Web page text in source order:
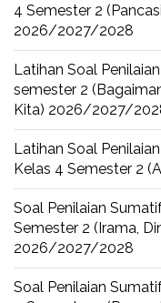
4 Semester 2
2026/2027/2028
Latihan Soal
semester 2
Kita) 2026/2027/
Latihan Soal
Kelas 4 Semester 2
Soal Penilaian
Semester 2 (Irama,
2026/2027/2028
Soal Penilaian